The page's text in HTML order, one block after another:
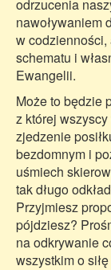
odrzucenia
nawoływaniem
w
schematu i
Ewangelii.
Może to będzie
z której
zjedzenie
bezdomnym i
uśmiech
tak długo
Przyjmiesz
pójdziesz?
na odkrywanie
wszystkim o